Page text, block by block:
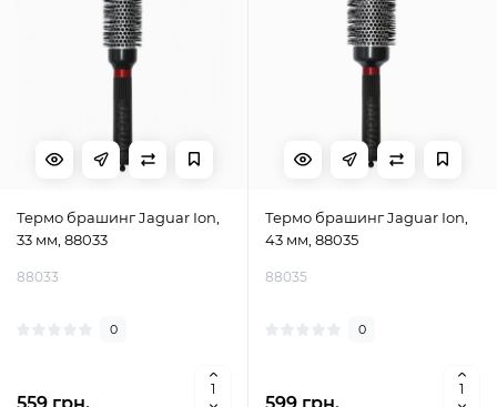
Термо брашинг Jaguar Ion,
33 мм, 88033
88033
0
559 грн.
Термо брашинг Jaguar Ion,
43 мм, 88035
88035
0
599 грн.